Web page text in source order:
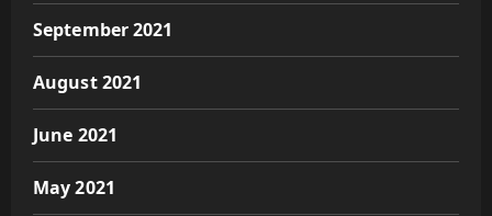
September 2021
August 2021
June 2021
May 2021